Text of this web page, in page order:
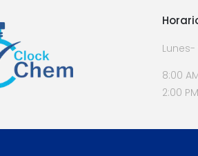
Lunes-
8:00
2:00